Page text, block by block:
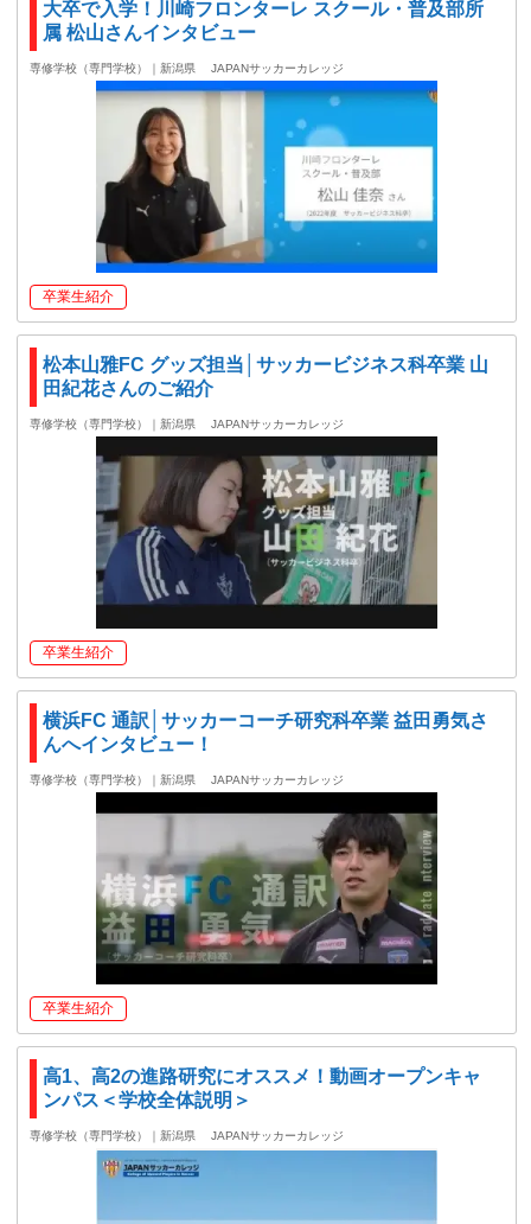
大卒で入学！川崎フロンターレ スクール・普及部所
属 松山さんインタビュー
専修学校（専門学校）｜新潟県 JAPANサッカーカレッジ
卒業生紹介
松本山雅FC グッズ担当│サッカービジネス科卒業 山
田紀花さんのご紹介
専修学校（専門学校）｜新潟県 JAPANサッカーカレッジ
卒業生紹介
横浜FC 通訳│サッカーコーチ研究科卒業 益田勇気さ
んへインタビュー！
専修学校（専門学校）｜新潟県 JAPANサッカーカレッジ
卒業生紹介
高1、高2の進路研究にオススメ！動画オープンキャ
ンパス＜学校全体説明＞
専修学校（専門学校）｜新潟県 JAPANサッカーカレッジ